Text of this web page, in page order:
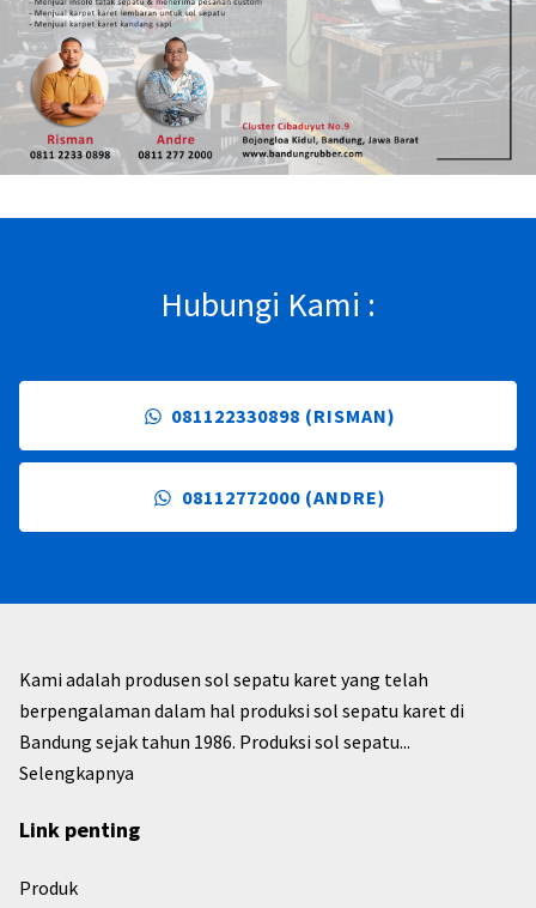
Hubungi Kami :
081122330898 (RISMAN)
08112772000 (ANDRE)
Kami adalah produsen sol sepatu karet yang telah
berpengalaman dalam hal produksi sol sepatu karet di
Bandung sejak tahun 1986. Produksi sol sepatu...
Selengkapnya
Link penting
Produk